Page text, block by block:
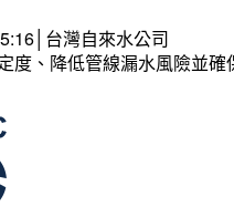
台灣自來水公司
度、降低管線漏水風險並